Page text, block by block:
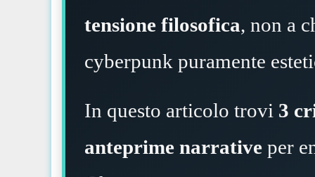
tensione filosofica, non a
cyberpunk puramente
In questo articolo trovi 3
anteprime narrative per